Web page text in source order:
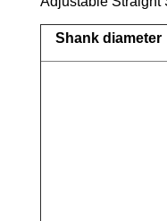
Shank diameter